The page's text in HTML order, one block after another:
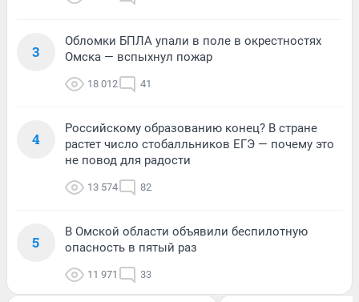
3
Обломки БПЛА упали в поле в окрестностях
Омска — вспыхнул пожар
18 012 41
4
Российскому образованию конец? В стране
растет число стобалльников ЕГЭ — почему это
не повод для радости
13 574 82
5
В Омской области объявили беспилотную
опасность в пятый раз
11 971 33